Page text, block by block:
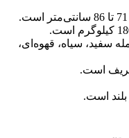
سفید، سیاه، قهوه‌ای،
است.
است.